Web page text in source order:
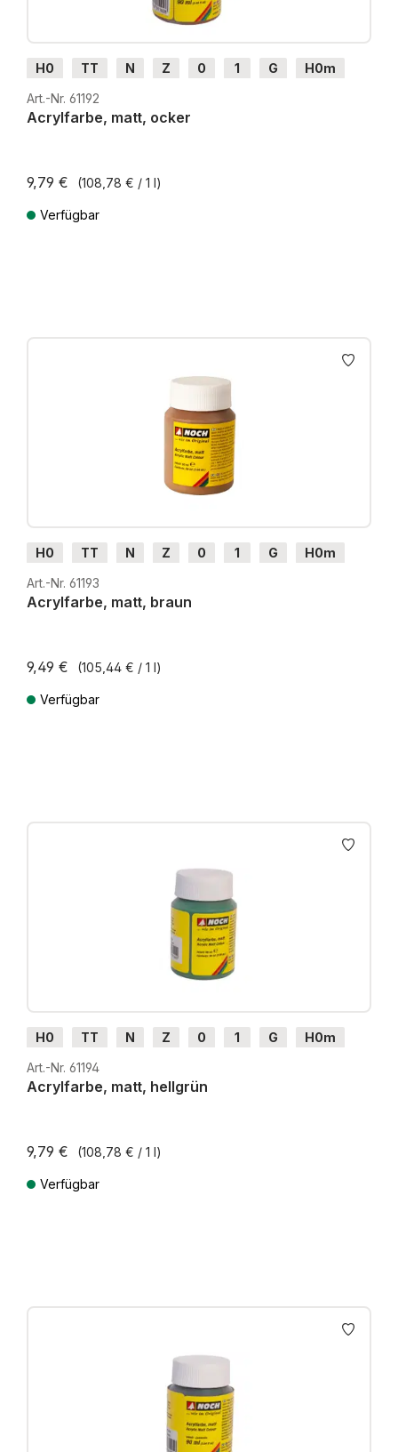
H0 TT N Z 0 1 G
H0m
H0e
Art.-Nr. 61192
Acrylfarbe, matt, ocker
9,79 € (108,78 € / 1 l)
Verfügbar
H0 TT N Z 0 1 G
H0m
H0e
Art.-Nr. 61193
Acrylfarbe, matt, braun
9,49 € (105,44 € / 1 l)
Verfügbar
H0 TT N Z 0 1 G
H0m
H0e
Art.-Nr. 61194
Acrylfarbe, matt, hellgrün
9,79 € (108,78 € / 1 l)
Verfügbar